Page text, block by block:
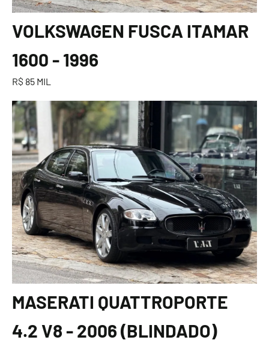
VOLKSWAGEN FUSCA ITAMAR
1600 - 1996
R$ 85 MIL
MASERATI QUATTROPORTE
4.2 V8 - 2006 (BLINDADO)